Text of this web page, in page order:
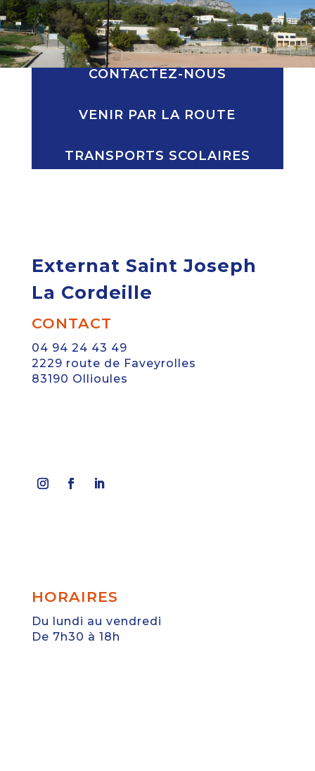
CONTACTEZ-NOUS
VENIR PAR LA ROUTE
TRANSPORTS SCOLAIRES
Externat Saint Joseph
La Cordeille
CONTACT
04 94 24 43 49
2229 route de Faveyrolles
83190 Ollioules
HORAIRES
Du lundi au vendredi
De 7h30 à 18h